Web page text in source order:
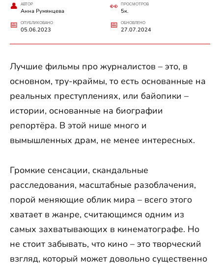
АВТОР
Анна Румянцева
ПРОСМОТРОВ
5к.
ОПУБЛИКОВАНО
05.06.2023
ОБНОВЛЕНО
27.07.2024
Лучшие фильмы про журналистов – это, в
основном, тру-краймы, то есть основанные на
реальных преступлениях, или байопики –
истории, основанные на биографии
репортёра. В этой нише много и
вымышленных драм, не менее интересных.
Громкие сенсации, скандальные
расследования, масштабные разоблачения,
порой меняющие облик мира – всего этого
хватает в жанре, считающимся одним из
самых захватывающих в кинематографе. Но
не стоит забывать, что кино – это творческий
взгляд, который может довольно существенно